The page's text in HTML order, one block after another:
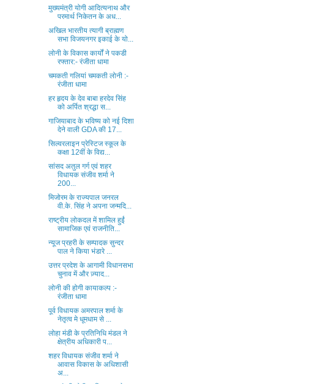
मुख्यमंत्री योगी आदित्यनाथ और
परमार्थ निकेतन के अध...
अखिल भारतीय त्यागी ब्राह्मण
सभा विजयनगर इकाई के यो...
लोनी के विकास कार्यों ने पकडी
रफ्तार:- रंजीता धामा
चमकती गलियां चमकती लोनी :-
रंजीता धामा
हर हृदय के देव बाबा हरदेव सिंह
को अर्पित श्रद्धा स...
गाजियाबाद के भविष्य को नई दिशा
देने वाली GDA की 17...
सिल्वरलाइन प्रेस्टिज स्कूल के
कक्षा 12वीं के विद्य...
सांसद अतुल गर्ग एवं शहर
विधायक संजीव शर्मा ने
200...
मिजोरम के राज्यपाल जनरल
वी.के. सिंह ने अपना जन्मदि...
राष्ट्रीय लोकदल में शामिल हुईं
सामाजिक एवं राजनीति...
न्यूज प्रहरी के सम्पादक सुन्दर
पाल ने किया भंडारे ...
उत्तर प्रदेश के आगामी विधानसभा
चुनाव में और ज़्याद...
लोनी की होगी कायाकल्प :-
रंजीता धामा
पूर्व विधायक अमरपाल शर्मा के
नेतृत्व मे धूमधाम से ...
लोहा मंडी के प्रतिनिधि मंडल ने
क्षेत्रीय अधिकारी प...
शहर विधायक संजीव शर्मा ने
आवास विकास के अधिशासी
अ...